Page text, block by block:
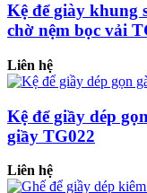
Kệ để giày khung
chờ nệm bọc vải
Liên hệ
Kệ để giầy dép
giầy TG022
Liên hệ